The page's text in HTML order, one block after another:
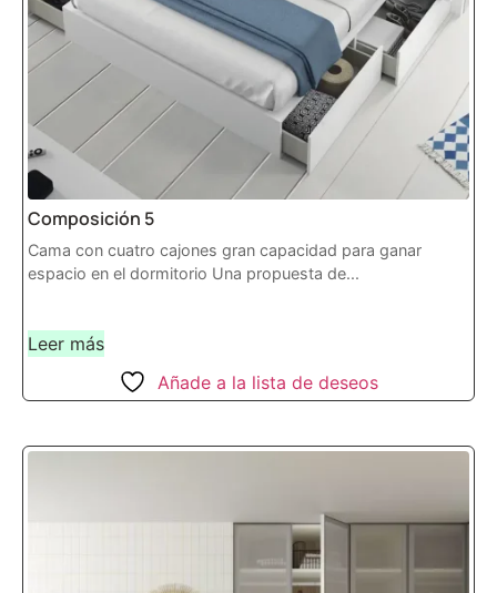
Composición 5
Cama con cuatro cajones gran capacidad para ganar
espacio en el dormitorio Una propuesta de...
Leer más
Añade a la lista de deseos